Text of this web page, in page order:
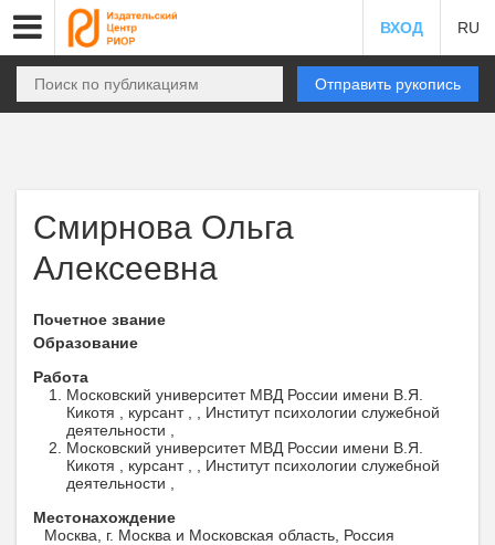
ВХОД RU
Отправить рукопись
Смирнова Ольга
Алексеевна
Почетное звание
Образование
Работа
Московский университет МВД России имени В.Я.
Кикотя , курсант , , Институт психологии служебной
деятельности ,
Московский университет МВД России имени В.Я.
Кикотя , курсант , , Институт психологии служебной
деятельности ,
Местонахождение
Москва, г. Москва и Московская область, Россия